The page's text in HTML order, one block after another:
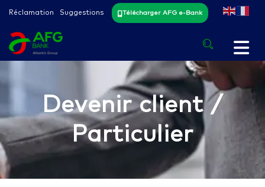
Réclamation Suggestions Télécharger AFG e-Bank
Devenir client /
Particulier